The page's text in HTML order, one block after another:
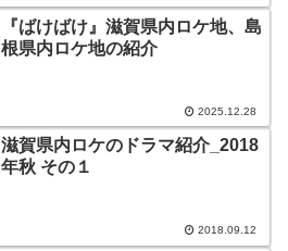
『ばけばけ』滋賀県内ロケ地、島
根県内ロケ地の紹介
2025.12.28
滋賀県内ロケのドラマ紹介_2018
年秋 その１
2018.09.12